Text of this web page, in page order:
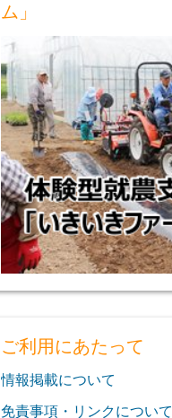
ム」
ご利用にあたって
情報掲載について
免責事項・リンクについて